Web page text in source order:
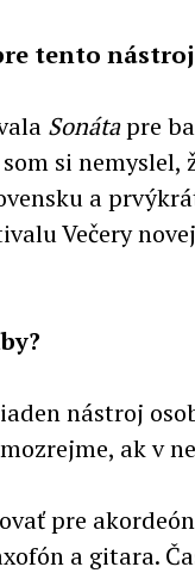
tento
Sonátapre
si
a
Večery
nástroj
ak v
pre
a gitara.